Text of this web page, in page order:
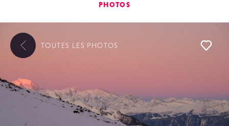
PHOTOS
TOUTES LES PHOTOS